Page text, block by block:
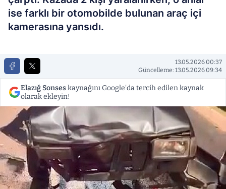
ise farklı bir otomobilde bulunan araç içi
kamerasına yansıdı.
13.05.2026 00:37
Güncelleme: 13.05.2026 09:34
Elazığ Sonseskaynağını Google'da tercih edilen kaynak
olarak ekleyin!